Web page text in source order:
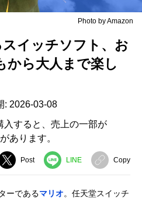
Photo by Amazon
イッチソフト、お
から大人まで楽し
: 2026-03-08
すると、売上の一部が
あります。
Post LINE Copy
ーであるマリオ。任天堂スイッチ